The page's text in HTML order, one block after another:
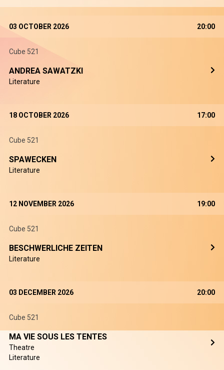
03 OCTOBER 2026 20:00
Cube 521
ANDREA SAWATZKI
Literature
18 OCTOBER 2026 17:00
Cube 521
SPAWECKEN
Literature
12 NOVEMBER 2026 19:00
Cube 521
BESCHWERLICHE ZEITEN
Literature
03 DECEMBER 2026 20:00
Cube 521
MA VIE SOUS LES TENTES
Theatre
Literature